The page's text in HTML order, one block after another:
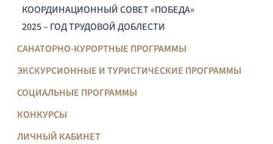
КООРДИНАЦИОННЫЙ СОВЕТ «ПОБЕДА»
2025 – ГОД ТРУДОВОЙ ДОБЛЕСТИ
САНАТОРНО-КУРОРТНЫЕ ПРОГРАММЫ
ЭКСКУРСИОННЫЕ И ТУРИСТИЧЕСКИЕ ПРОГРАММЫ
СОЦИАЛЬНЫЕ ПРОГРАММЫ
КОНКУРСЫ
ЛИЧНЫЙ КАБИНЕТ